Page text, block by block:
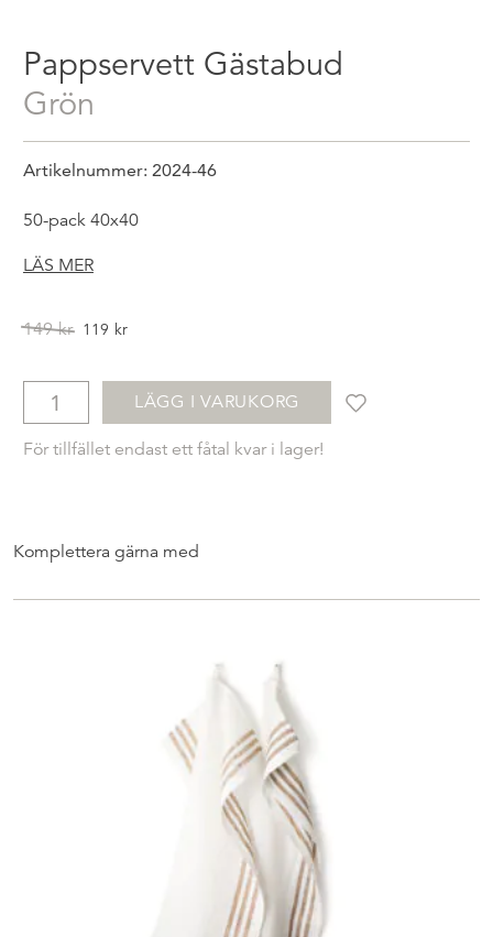
Pappservett Gästabud
Grön
Artikelnummer: 2024-46
50-pack 40x40
LÄS MER
149 kr
149kr.
119 kr
är:
119kr.
LÄGG I VARUKORG
För tillfället endast ett fåtal kvar i lager!
Komplettera gärna med